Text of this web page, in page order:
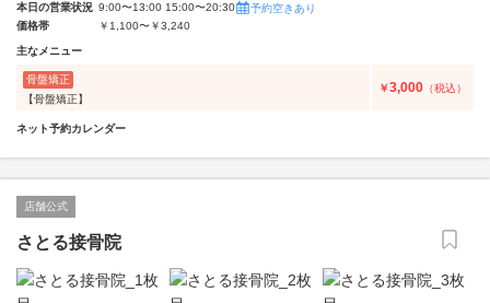
本日の営業状況 9:00〜13:00 15:00〜20:30
予約空きあり
価格帯
￥1,100〜￥3,240
主なメニュー
骨盤矯正
【骨盤矯正】
￥3,000 （税込）
ネット予約カレンダー
店舗公式
さとる接骨院